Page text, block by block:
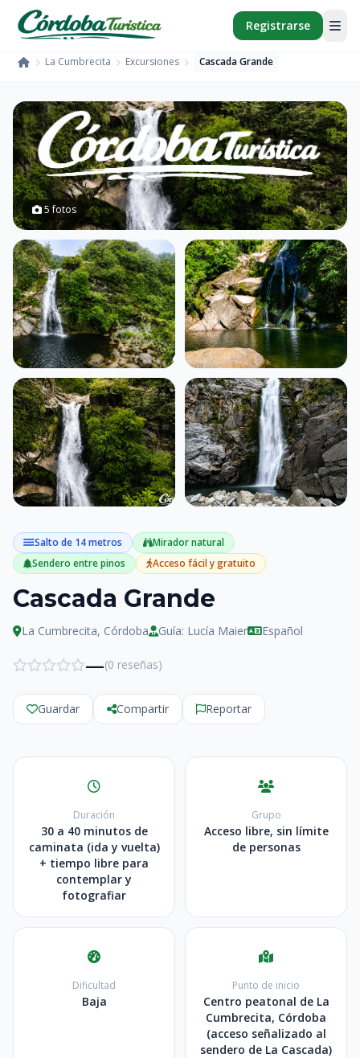
Registrarse
Inicio La Cumbrecita Excursiones Cascada Grande
5 fotos
Ver todas las fotos
Salto de 14 metros
Mirador natural
Sendero entre pinos
Acceso fácil y gratuito
Cascada Grande
La Cumbrecita, Córdoba Guía: Lucía Maier Español
—(0 reseñas)
Guardar Compartir Reportar
Duración
30 a 40 minutos de
caminata (ida y vuelta)
+ tiempo libre para
contemplar y
fotografiar
Grupo
Acceso libre, sin límite
de personas
Dificultad
Baja
Punto de inicio
Centro peatonal de La
Cumbrecita, Córdoba
(acceso señalizado al
sendero de La Cascada)